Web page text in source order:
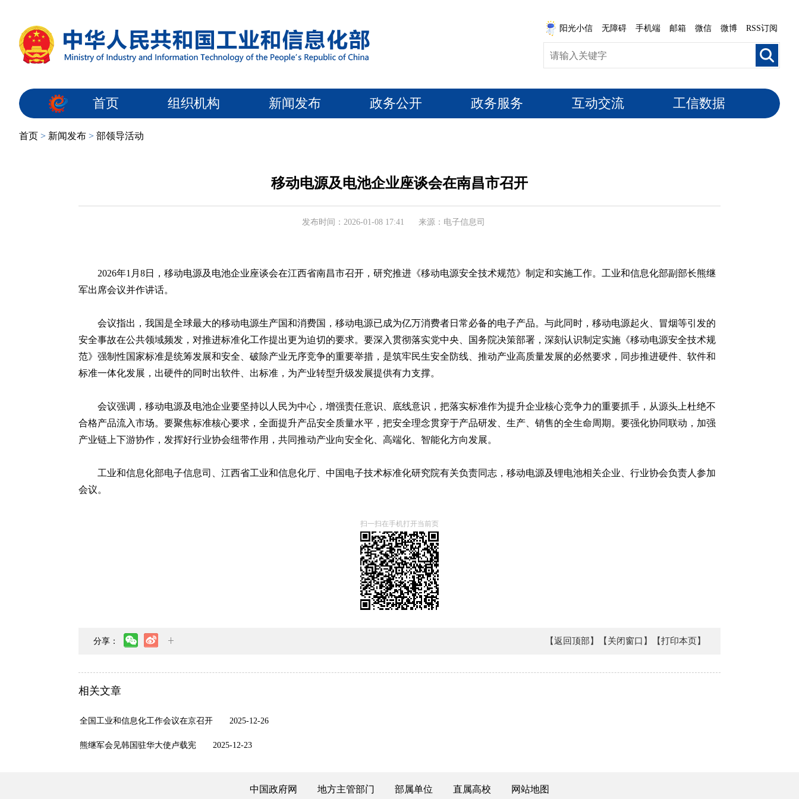
阳光小信 无障碍 手机端 邮箱 微信 微博 RSS订阅
首页 组织机构 新闻发布 政务公开 政务服务 互动交流 工信数据
首页 > 新闻发布 > 部领导活动
移动电源及电池企业座谈会在南昌市召开
发布时间：2026-01-08 17:41 来源：电子信息司
2026年1月8日，移动电源及电池企业座谈会在江西省南昌市召开，研究推进《移动电源安全技术规范》制定和实施工作。工业和信息化部副部长熊继
军出席会议并作讲话。
会议指出，我国是全球最大的移动电源生产国和消费国，移动电源已成为亿万消费者日常必备的电子产品。与此同时，移动电源起火、冒烟等引发的
安全事故在公共领域频发，对推进标准化工作提出更为迫切的要求。要深入贯彻落实党中央、国务院决策部署，深刻认识制定实施《移动电源安全技术规
范》强制性国家标准是统筹发展和安全、破除产业无序竞争的重要举措，是筑牢民生安全防线、推动产业高质量发展的必然要求，同步推进硬件、软件和
标准一体化发展，出硬件的同时出软件、出标准，为产业转型升级发展提供有力支撑。
会议强调，移动电源及电池企业要坚持以人民为中心，增强责任意识、底线意识，把落实标准作为提升企业核心竞争力的重要抓手，从源头上杜绝不
合格产品流入市场。要聚焦标准核心要求，全面提升产品安全质量水平，把安全理念贯穿于产品研发、生产、销售的全生命周期。要强化协同联动，加强
产业链上下游协作，发挥好行业协会纽带作用，共同推动产业向安全化、高端化、智能化方向发展。
工业和信息化部电子信息司、江西省工业和信息化厅、中国电子技术标准化研究院有关负责同志，移动电源及锂电池相关企业、行业协会负责人参加
会议。
扫一扫在手机打开当前页
分享： 【返回顶部】 【关闭窗口】 【打印本页】
相关文章
全国工业和信息化工作会议在京召开 2025-12-26
熊继军会见韩国驻华大使卢载宪 2025-12-23
中国政府网 地方主管部门 部属单位 直属高校 网站地图